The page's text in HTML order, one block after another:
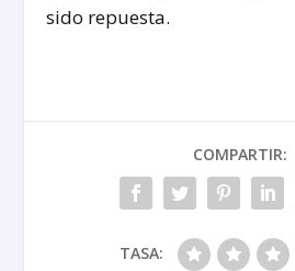
sido repuesta.
COMPARTIR:
TASA: